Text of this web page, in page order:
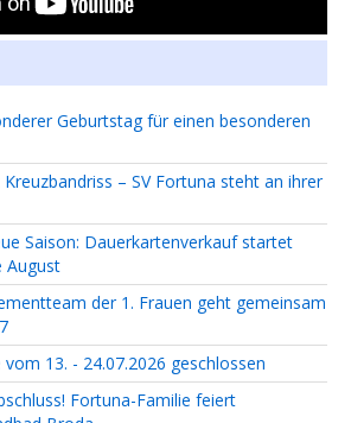
Geburtstag für einen besonderen
– SV Fortuna steht an ihrer
Saison: Dauerkartenverkauf startet
August
der 1. Frauen geht gemeinsam
13. - 24.07.2026 geschlossen
Fortuna-Familie feiert